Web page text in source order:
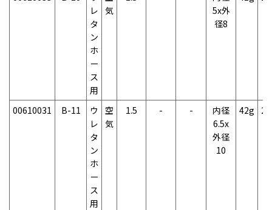
レ
タ
ン
ホ
ー
ス
用
気
5x外
径8
00610031 B-11
ウ
レ
タ
ン
ホ
ー
ス
用
空
気
1.5 - -
内径
6.5x
外径
10
42g